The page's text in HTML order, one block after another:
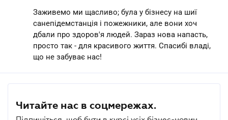
Заживемо ми щасливо; була у бізнесу на шиї
санепідемстанція і пожежники, але вони хоч
дбали про здоров'я людей. Зараз нова напасть,
просто так - для красивого життя. Спасибі владі,
що не забуває нас!
Читайте нас в соцмережах.